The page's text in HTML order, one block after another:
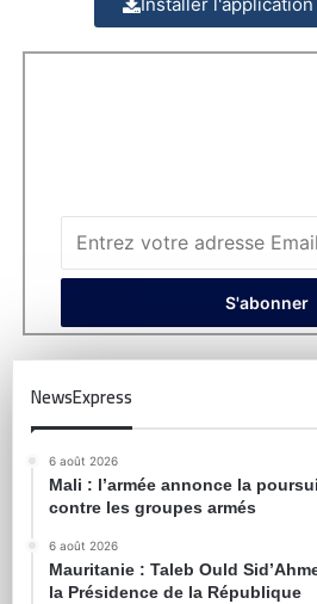
Installer
NewsExpress
6 août 2026
Mali : l’armée annonce la
contre les groupes armés
6 août 2026
Mauritanie : Taleb Ould
la Présidence de la République